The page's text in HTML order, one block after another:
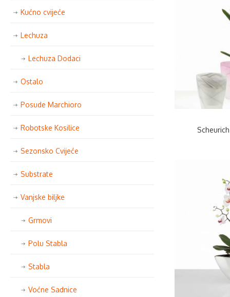
Kućno cvijeće
Lechuza
Lechuza Dodaci
Ostalo
Posude Marchioro
Robotske Kosilice
Sezonsko Cvijeće
Substrate
Vanjske biljke
Grmovi
Polu Stabla
Stabla
Voćne Sadnice